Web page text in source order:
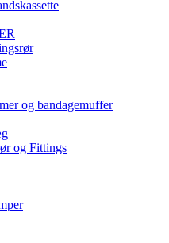
og bandagemuffer
og Fittings